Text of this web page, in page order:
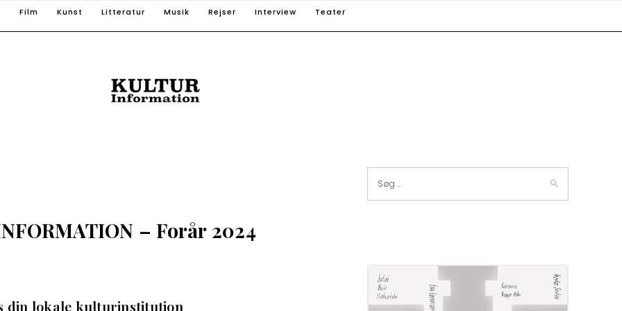
Film Kunst Litteratur Musik Rejser Interview Teater
– Forår 2024
din lokale kulturinstitution